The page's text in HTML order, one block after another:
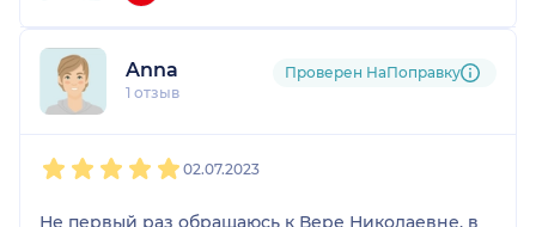
Anna
1 отзыв
Проверен НаПоправку
02.07.2023
Не первый раз обращаюсь к Вере Николаевне, в